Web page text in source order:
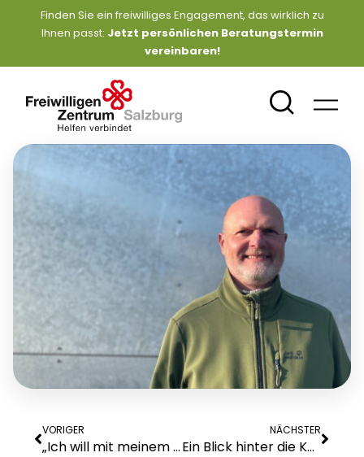
Finden Sie ein freiwilliges Engagement, das wirklich zu
Ihnen passt: Jetzt persönlichen Beratungstermin
vereinbaren!
VORIGER
„Ich will mit meinem Engagement zeigen, dass man die Welt zum Positiven verändern kann“ – Word-Rap mit Barbara S.
NÄCHSTER
Ein Blick hinter die Kulissen: Das war unser Lehrgang für Freiwilligenkoordination